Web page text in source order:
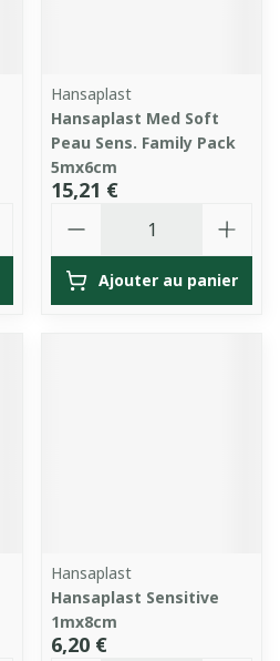
Hansaplast
Hansaplast Med Soft
Peau Sens. Family Pack
5mx6cm
15,21 €
Ajouter au panier
Hansaplast
Hansaplast Sensitive
1mx8cm
6,20 €